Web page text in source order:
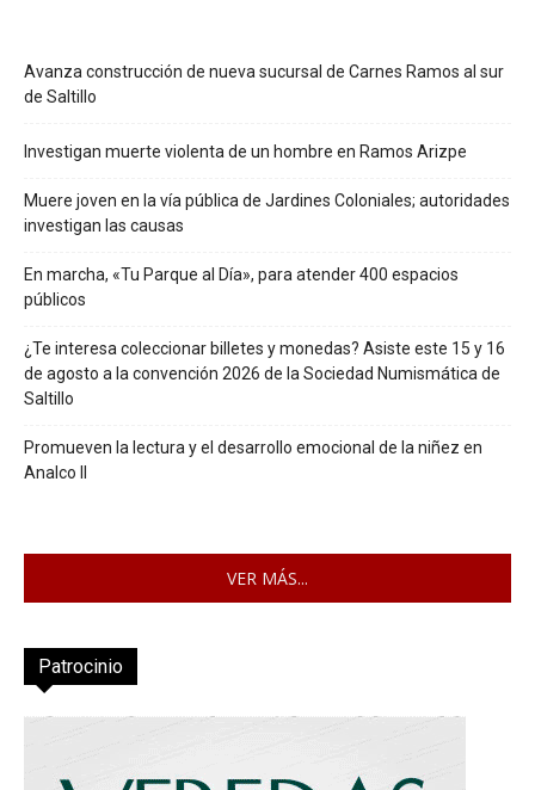
Avanza construcción de nueva sucursal de Carnes Ramos al sur
de Saltillo
Investigan muerte violenta de un hombre en Ramos Arizpe
Muere joven en la vía pública de Jardines Coloniales; autoridades
investigan las causas
En marcha, «Tu Parque al Día», para atender 400 espacios
públicos
¿Te interesa coleccionar billetes y monedas? Asiste este 15 y 16
de agosto a la convención 2026 de la Sociedad Numismática de
Saltillo
Promueven la lectura y el desarrollo emocional de la niñez en
Analco II
VER MÁS...
Patrocinio